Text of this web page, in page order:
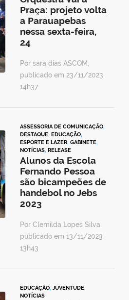
Praça: projeto volta
a Parauapebas
nessa sexta-feira,
24
Por sara dias ASCOM,
publicado em 23/11/2023
14h37
ASSESSORIA DE COMUNICAÇÃO,
DESTAQUE, EDUCAÇÃO,
ESPORTE E LAZER, GABINETE,
NOTÍCIAS, RELEASE
Alunos da Escola
Fernando Pessoa
são bicampeões de
handebol no Jebs
2023
Por Clemilda Lopes Silva,
publicado em 13/11/2023
13h43
EDUCAÇÃO, JUVENTUDE,
NOTÍCIAS